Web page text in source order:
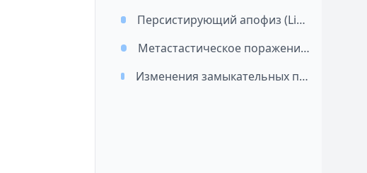
Персистирующий апофиз (Limbus vertebrae)
Метастастическое поражение позвонка
Изменения замыкательных пластинок тел позвонков по Modic